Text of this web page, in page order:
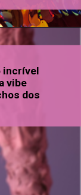
incrível
vibe
dos